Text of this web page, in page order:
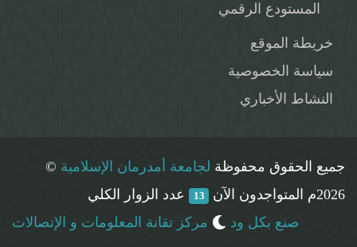
المستودع الرقمي
خريطة الموقع
سياسة الخصوصية
النشاط الأخباري
جميع الحقوق محفوظة لجامعة أمدرمان الإسلامية ©
2026م
المتواجدون الآن 13
عدد الزوار الكلي
صنع بكل ود
مركز تقانة المعلومات و الإتصالات